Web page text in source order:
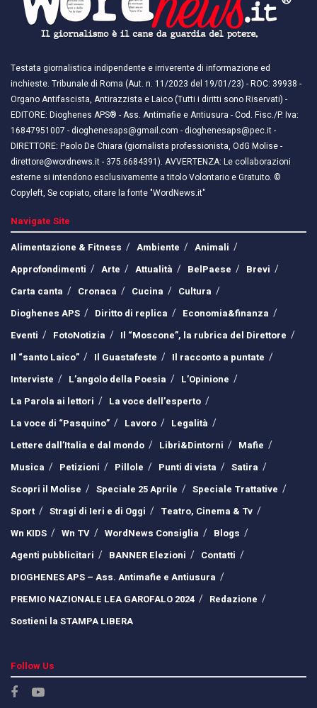
Testata giornalistica indipendente e irriverente di informazione ed
inchieste. Tribunale di Roma (Aut. n. 11/2023 del 19/01/23) - ROC: 39938 -
Organo Antifascista, Antirazzista e Laico (Tutti i diritti sono Riservati) -
EDITORE: Dioghenes APS® - Ass. Antimafie e Antiusura - Cod. Fisc./P. Iva:
16847951007 - dioghenesaps@gmail.com - dioghenesaps@pec.it - ​​
DIRETTORE: Paolo De Chiara (giornalista professionista, OdG Molise -
direttore@wordnews.it - ​​375.6684391). AVVERTENZA: Le collaborazioni
esterne si intendono esclusivamente a titolo Volontario e Gratuito. ©
Copyleft, Se copiato, citare la fonte "WordNews.it"
Navigate Site
Alimentazione & Fitness
Ambiente
Animali
Approfondimenti
Arte Attualità BelPaese
Brevi
Carta canta
Cronaca Cucina
Cultura
Dioghenes APS
Diritto di replica
Economia&finanza
Eventi
FotoNotizia
Il “Moscone”, la rubrica del Direttore
Il “santo Laico”
Il Guastafeste
Il racconto a puntate
Interviste
L’angolo della Poesia
L’Opinione
La Parola ai lettori
La voce dell’esperto
La voce di “Pasquino”
Lavoro
Legalità
Lettere dall’Italia e dal mondo
Libri&Dintorni
Mafie
Musica
Petizioni Pillole Punti di vista
Satira
Scopri il Molise
Speciale 25 Aprile
Speciale Trattative
Sport
Stragi di Ieri e di Oggi
Teatro, Cinema & Tv
Wn KIDS
Wn TV WordNews Consiglia
Blogs
Agenti pubblicitari
BANNER Elezioni
Contatti
DIOGHENES APS – Ass. Antimafie e Antiusura
PREMIO NAZIONALE LEA GAROFALO 2024
Redazione
Sostieni la STAMPA LIBERA
Follow Us